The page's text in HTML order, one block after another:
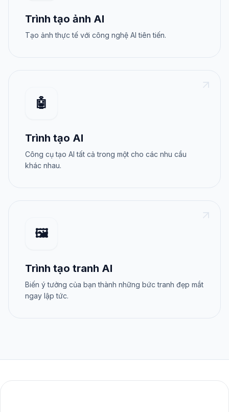
Trình tạo ảnh AI
Tạo ảnh thực tế với công nghệ AI tiên tiến.
🤖
Trình tạo AI
Công cụ tạo AI tất cả trong một cho các nhu cầu
khác nhau.
🖼️
Trình tạo tranh AI
Biến ý tưởng của bạn thành những bức tranh đẹp mắt
ngay lập tức.